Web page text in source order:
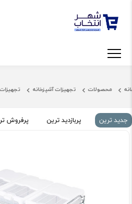
محصولات تجهیزات آشپزخانه
جدید ترین پربازدید ترین پرفروش